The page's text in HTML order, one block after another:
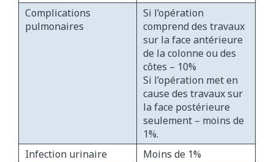
Complications
pulmonaires
Si l’opération
comprend des travaux
sur la face antérieure
de la colonne ou des
côtes – 10%
Si l’opération met en
cause des travaux sur
la face postérieure
seulement – moins de
1%.
Infection urinaire
Moins de 1%